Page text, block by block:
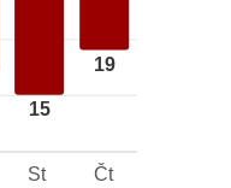
15
19
St Čt